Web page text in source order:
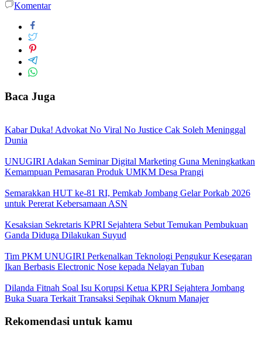
Komentar
Baca Juga
Kabar Duka! Advokat No Viral No Justice Cak Soleh Meninggal
Dunia
UNUGIRI Adakan Seminar Digital Marketing Guna Meningkatkan
Kemampuan Pemasaran Produk UMKM Desa Prangi
Semarakkan HUT ke-81 RI, Pemkab Jombang Gelar Porkab 2026
untuk Pererat Kebersamaan ASN
Kesaksian Sekretaris KPRI Sejahtera Sebut Temukan Pembukuan
Ganda Diduga Dilakukan Suyud
Tim PKM UNUGIRI Perkenalkan Teknologi Pengukur Kesegaran
Ikan Berbasis Electronic Nose kepada Nelayan Tuban
Dilanda Fitnah Soal Isu Korupsi Ketua KPRI Sejahtera Jombang
Buka Suara Terkait Transaksi Sepihak Oknum Manajer
Rekomendasi untuk kamu